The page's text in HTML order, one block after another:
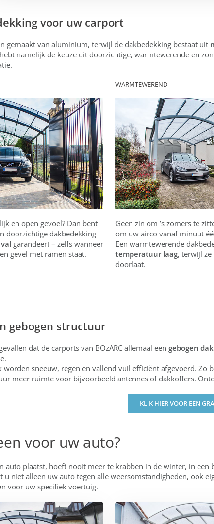
voor uw carport
gemaakt van aluminium, terwijl de dakbedekking bestaat uit
namelijk de keuze uit doorzichtige, warmtewerende en
en open gevoel? Dan bent
doorzichtige dakbedekking
garandeert – zelfs wanneer
gevel met ramen staat.
WARMTEWEREND
Geen zin om ’s zomers te
om uw airco vanaf minuut
Een warmtewerende
temperatuur laag, terwijl
doorlaat.
gebogen structuur
dat de carports van BOzARC allemaal een gebogen dak
worden sneeuw, regen en vallend vuil efficiënt afgevoerd.
meer ruimte voor bijvoorbeeld antennes of dakkoffers.
KLIK HIER VOOR EEN
voor uw auto?
auto plaatst, hoeft nooit meer te krabben in de winter, in
u niet alleen uw auto tegen alle weersomstandigheden, ook
voor uw specifiek voertuig.